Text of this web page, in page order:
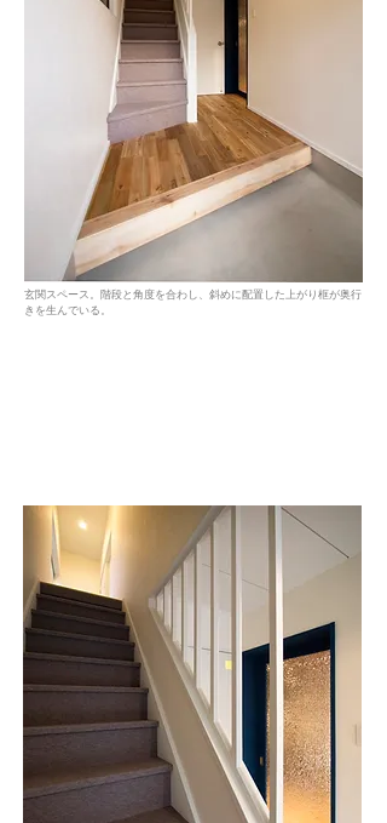
玄関スペース。階段と角度を合わし、斜めに配置した上がり框が奥行
きを生んでいる。